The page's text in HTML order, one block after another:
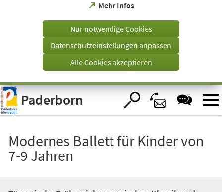
Visuelle
Assistenzsoftware
öffnen.
Mehr Infos
(Öffnet
einem
Tab)
Nur notwendige Cookies
Datenschutzeinstellungen anpassen
Alle Cookies akzeptieren
Paderborn
Modernes Ballett für Kinder von
7-9 Jahren